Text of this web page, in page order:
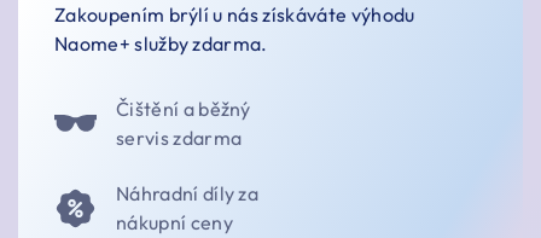
Zakoupením brýlí u nás získáváte výhodu
Naome+ služby zdarma.
Čištění a běžný
servis zdarma
Náhradní díly za
nákupní ceny